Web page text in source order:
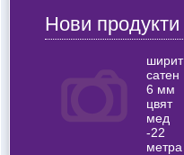
Нови продукти
ширит
сатен
6 мм
цвят
мед
-22
метра